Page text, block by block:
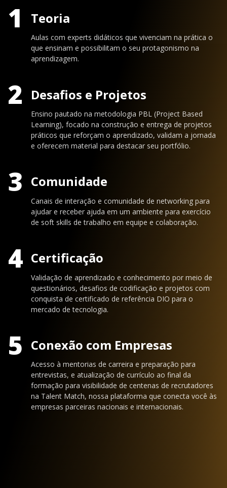
1 Teoria
Aulas com experts didáticos que vivenciam na prática o
que ensinam e possibilitam o seu protagonismo na
aprendizagem.
2 Desafios e Projetos
Ensino pautado na metodologia PBL (Project Based
Learning), focado na construção e entrega de projetos
práticos que reforçam o aprendizado, validam a jornada
e oferecem material para destacar seu portfólio.
3 Comunidade
Canais de interação e comunidade de networking para
ajudar e receber ajuda em um ambiente para exercício
de soft skills de trabalho em equipe e colaboração.
4 Certificação
Validação de aprendizado e conhecimento por meio de
questionários, desafios de codificação e projetos com
conquista de certificado de referência DIO para o
mercado de tecnologia.
5 Conexão com Empresas
Acesso à mentorias de carreira e preparação para
entrevistas, e atualização de currículo ao final da
formação para visibilidade de centenas de recrutadores
na Talent Match, nossa plataforma que conecta você às
empresas parceiras nacionais e internacionais.